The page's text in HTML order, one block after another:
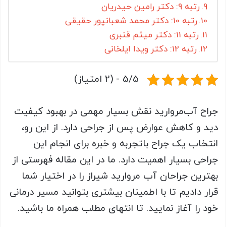
رتبه 9: دکتر رامین حیدریان
رتبه 10: دکتر محمد شعبانپور حقیقی
رتبه 11: دکتر میثم قنبری
رتبه 12: دکتر ویدا ایلخانی
5/5 - (2 امتیاز)
جراح آب‌مروارید نقش بسیار مهمی در بهبود کیفیت
دید و کاهش عوارض پس از جراحی دارد. از این‌ رو،
انتخاب یک جراح باتجربه و خبره برای انجام این
جراحی بسیار اهمیت دارد. ما در این مقاله فهرستی از
بهترین جراحان آب مروارید شیراز را در اختیار شما
قرار دادیم تا با اطمینان بیشتری بتوانید مسیر درمانی
خود را آغاز نمایید. تا انتهای مطلب همراه ما باشید.